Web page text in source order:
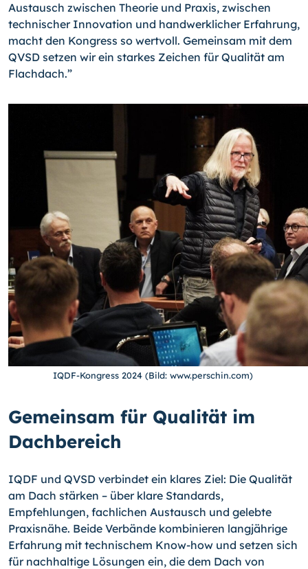
Austausch zwischen Theorie und Praxis, zwischen
technischer Innovation und handwerklicher Erfahrung,
macht den Kongress so wertvoll. Gemeinsam mit dem
QVSD setzen wir ein starkes Zeichen für Qualität am
Flachdach.”
IQDF-Kongress 2024 (Bild: www.perschin.com)
Gemeinsam für Qualität im
Dachbereich
IQDF und QVSD verbindet ein klares Ziel: Die Qualität
am Dach stärken – über klare Standards,
Empfehlungen, fachlichen Austausch und gelebte
Praxisnähe. Beide Verbände kombinieren langjährige
Erfahrung mit technischem Know-how und setzen sich
für nachhaltige Lösungen ein, die dem Dach von